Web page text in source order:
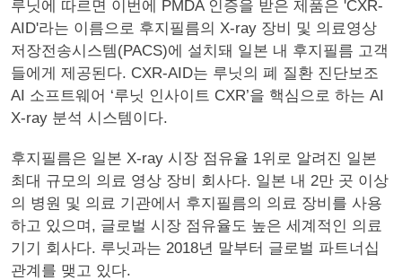
루닛에 따르면 이번에 PMDA 인증을 받은 제품은 'CXR-
AID'라는 이름으로 후지필름의 X-ray 장비 및 의료영상
저장전송시스템(PACS)에 설치돼 일본 내 후지필름 고객
들에게 제공된다. CXR-AID는 루닛의 폐 질환 진단보조
AI 소프트웨어 ‘루닛 인사이트 CXR’을 핵심으로 하는 AI
X-ray 분석 시스템이다.
후지필름은 일본 X-ray 시장 점유율 1위로 알려진 일본
최대 규모의 의료 영상 장비 회사다. 일본 내 2만 곳 이상
의 병원 및 의료 기관에서 후지필름의 의료 장비를 사용
하고 있으며, 글로벌 시장 점유율도 높은 세계적인 의료
기기 회사다. 루닛과는 2018년 말부터 글로벌 파트너십
관계를 맺고 있다.